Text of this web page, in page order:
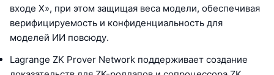
входе X», при этом защищая веса модели, обеспечивая
верифицируемость и конфиденциальность для
моделей ИИ повсюду.
Lagrange ZK Prover Network поддерживает создание